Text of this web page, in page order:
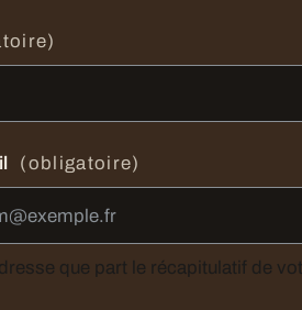
(obligatoire)
que part le récapitulatif de